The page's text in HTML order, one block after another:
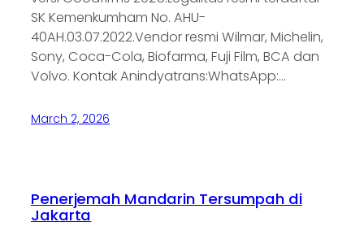
SK Kemenkumham No. AHU-
40AH.03.07.2022.Vendor resmi Wilmar, Michelin,
Sony, Coca-Cola, Biofarma, Fuji Film, BCA dan
Volvo. Kontak Anindyatrans:WhatsApp:…
March 2, 2026
Penerjemah Mandarin Tersumpah di
Jakarta